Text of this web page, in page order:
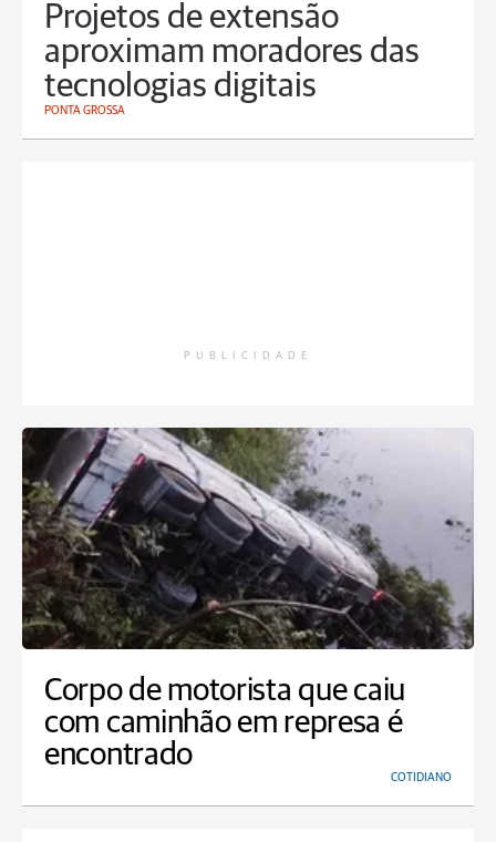
Projetos de extensão
aproximam moradores das
tecnologias digitais
PONTA GROSSA
PUBLICIDADE
Corpo de motorista que caiu
com caminhão em represa é
encontrado
COTIDIANO